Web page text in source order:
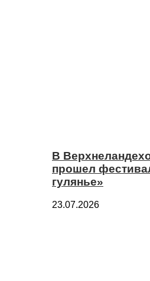
В
прошел
гулянье»
23.07.2026